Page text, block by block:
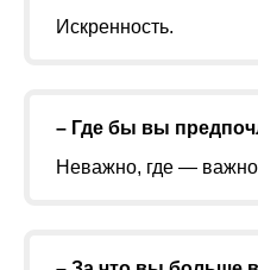
Искренность.
– Где бы вы
Неважно, где — важно